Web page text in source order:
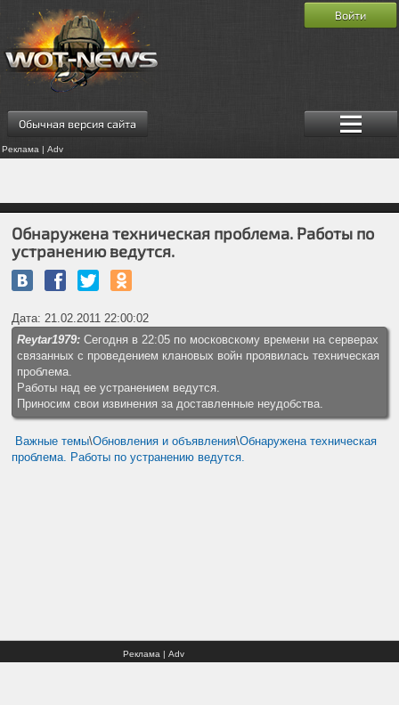
Обычная версия сайта
Реклама | Adv
Войти
Обнаружена техническая проблема. Работы по
устранению ведутся.
Дата: 21.02.2011 22:00:02
Reytar1979: Сегодня в 22:05 по московскому времени на серверах
связанных с проведением клановых войн проявилась техническая
проблема.
Работы над ее устранением ведутся.
Приносим свои извинения за доставленные неудобства.
Важные темы\Обновления и объявления\Обнаружена техническая
проблема. Работы по устранению ведутся.
Реклама | Adv